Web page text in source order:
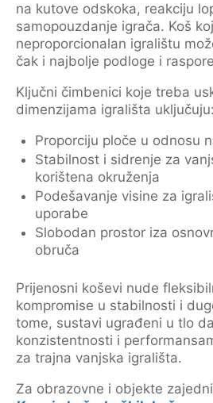
na kutove odskoka, reakciju
samopouzdanje igrača. Koš
neproporcionalan igralištu
čak i najbolje podloge i
Ključni čimbenici koje treba
dimenzijama igrališta uključuju:
Proporciju ploče u odnosu
Stabilnost i sidrenje za
korištena okruženja
Podešavanje visine za
uporabe
Slobodan prostor iza
obruča
Prijenosni koševi nude
kompromise u stabilnosti i
tome, sustavi ugrađeni u tlo
konzistentnosti i
za trajna vanjska igrališta.
Za obrazovne i objekte